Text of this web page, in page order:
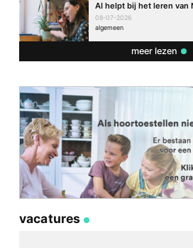
AI helpt bij het leren van
08-07-2026
algemeen
meer lezen
vacatures